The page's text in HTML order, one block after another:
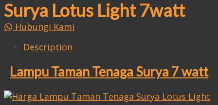
Surya Lotus Light 7watt
Hubungi Kami
Description
Lampu Taman Tenaga Surya 7 watt